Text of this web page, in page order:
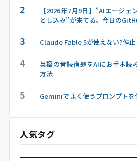
2
【2026年7月9日】”AIエージ
とし込み”が来てる。今日の
3 Claude Fable 5が使えない?停
4
英語の音読宿題をAIにお手本読
方法
5 Geminiでよく使うプロンプト
人気タグ